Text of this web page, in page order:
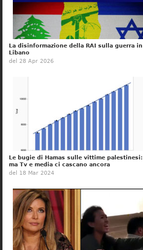
La disinformazione della RAI sulla guerra in
Libano
del 28 Apr 2026
Le bugie di Hamas sulle vittime palestinesi:
ma Tv e media ci cascano ancora
del 18 Mar 2024